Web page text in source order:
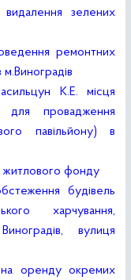
зелених
ремонтних
К.Е. місця
для провадження
павільйону) в
фонду
будівель
харчування,
вулиця
оренду окремих